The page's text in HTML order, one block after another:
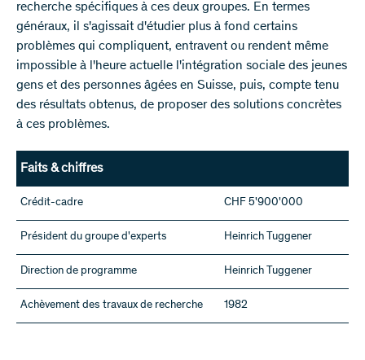
recherche spécifiques à ces deux groupes. En termes
généraux, il s'agissait d'étudier plus à fond certains
problèmes qui compliquent, entravent ou rendent même
impossible à l'heure actuelle l'intégration sociale des jeunes
gens et des personnes âgées en Suisse, puis, compte tenu
des résultats obtenus, de proposer des solutions concrètes
à ces problèmes.
Faits & chiffres
Crédit-cadre CHF 5'900'000
Président du groupe d'experts Heinrich Tuggener
Direction de programme Heinrich Tuggener
Achèvement des travaux de recherche 1982